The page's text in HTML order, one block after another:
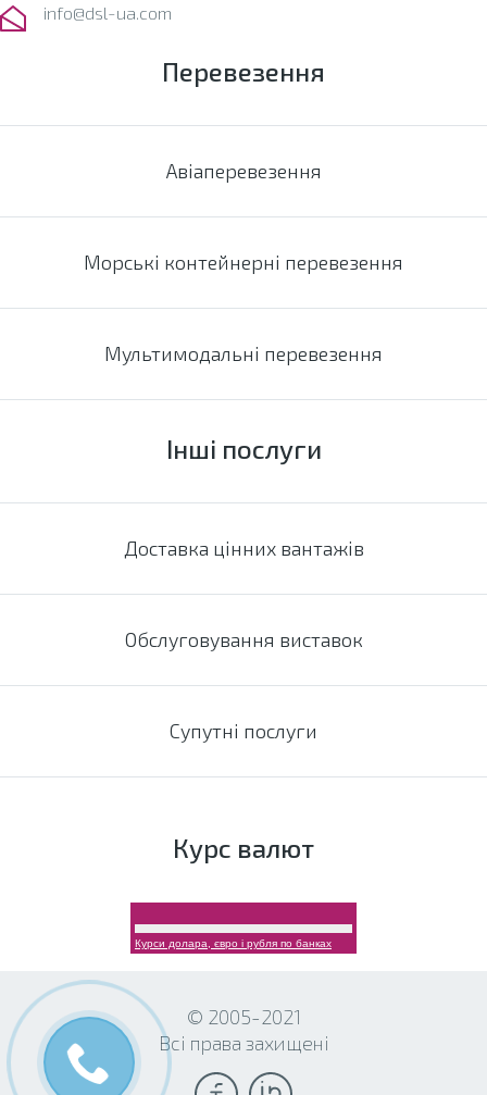
info@dsl-ua.com
Перевезення
Авіаперевезення
Морські контейнерні перевезення
Мультимодальні перевезення
Інші послуги
Доставка цінних вантажів
Обслуговування виставок
Супутні послуги
Курс валют
Курси долара, євро і рубля по банках
© 2005-2021
Всі права захищені